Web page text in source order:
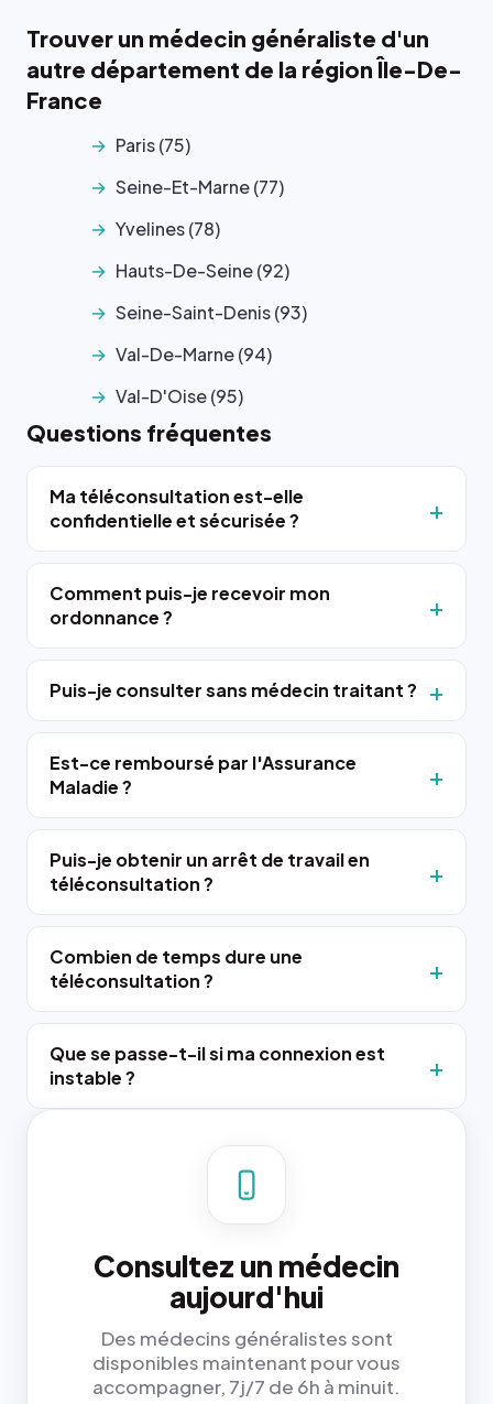
Trouver un médecin généraliste d'un
autre département de la région Île-De-
France
Paris (75)
Seine-Et-Marne (77)
Yvelines (78)
Hauts-De-Seine (92)
Seine-Saint-Denis (93)
Val-De-Marne (94)
Val-D'Oise (95)
Questions fréquentes
Ma téléconsultation est-elle
confidentielle et sécurisée ?
Comment puis-je recevoir mon
ordonnance ?
Puis-je consulter sans médecin traitant ?
Est-ce remboursé par l'Assurance
Maladie ?
Puis-je obtenir un arrêt de travail en
téléconsultation ?
Combien de temps dure une
téléconsultation ?
Que se passe-t-il si ma connexion est
instable ?
Consultez un médecin
aujourd'hui
Des médecins généralistes sont
disponibles maintenant pour vous
accompagner, 7j/7 de 6h à minuit.